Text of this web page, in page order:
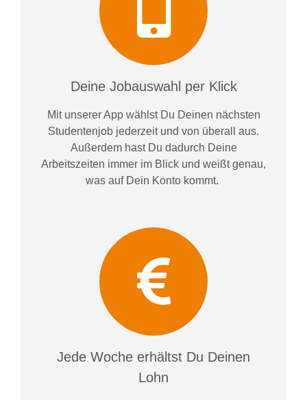
Deine Jobauswahl per Klick
Mit unserer App wählst Du Deinen nächsten
Studentenjob jederzeit und von überall aus.
Außerdem hast Du dadurch Deine
Arbeitszeiten immer im Blick und weißtgenau,
was auf Dein Konto kommt.
Jede Woche erhältst Du Deinen
Lohn